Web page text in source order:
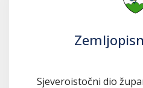
Sjeveroistočni dio